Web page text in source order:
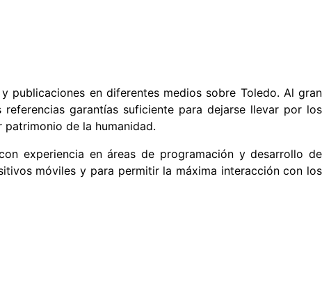
publicaciones en diferentes medios sobre Toledo. Al gran
garantías suficiente para dejarse llevar por los
de la humanidad.
experiencia en áreas de programación y desarrollo de
móviles y para permitir la máxima interacción con los